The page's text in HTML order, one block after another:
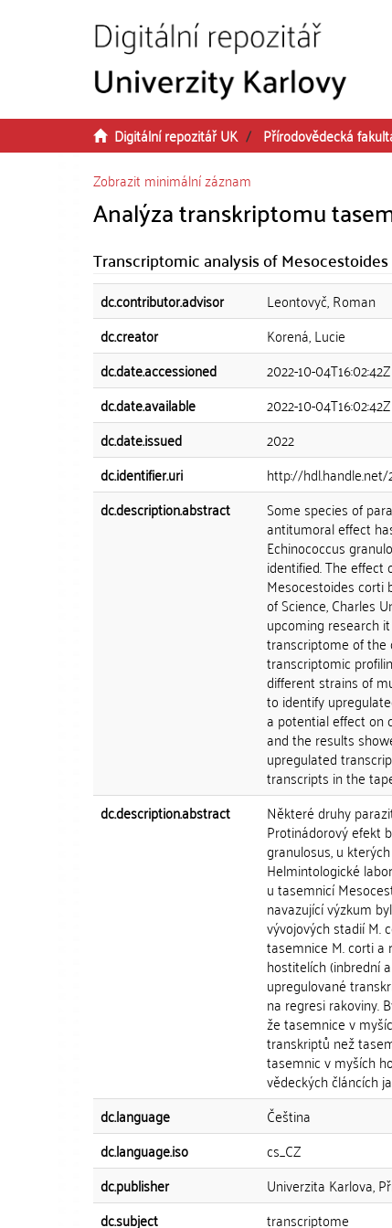
Digitální repozitář UK Přírodovědecká
Zobrazit minimální záznam
Analýza transkriptomu
Transcriptomic analysis of
dc.contributor.advisor
Leontovyč, Roman
dc.creator
Korená, Lucie
dc.date.accessioned
2022-10-04T16:02:42Z
dc.date.available
2022-10-04T16:02:42Z
dc.date.issued
2022
dc.identifier.uri
http://hdl.handle.net/
dc.description.abstract
Some species of
antitumoral effect
Echinococcus
identified. The
Mesocestoides corti
of Science, Charles
upcoming research
transcriptome of the
transcriptomic
different strains of
to identify
a potential effect on
and the results
upregulated
transcripts in the
dc.description.abstract Některé druhy
Protinádorový efekt
granulosus, u
Helmintologické
u tasemnicí
navazující výzkum
vývojových stadií M.
tasemnice M. corti a
hostitelích (inbrední
upregulované
na regresi rakoviny.
že tasemnice v
transkriptů než
tasemnic v myších
vědeckých článcích
dc.language Čeština
dc.language.iso
cs_CZ
dc.publisher
Univerzita Karlova,
dc.subject
transcriptome